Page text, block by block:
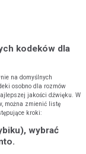
kodeków dla
na domyślnych
osobno dla rozmów
jakości dźwięku. W
można zmienić listę
kroki:
wybrać